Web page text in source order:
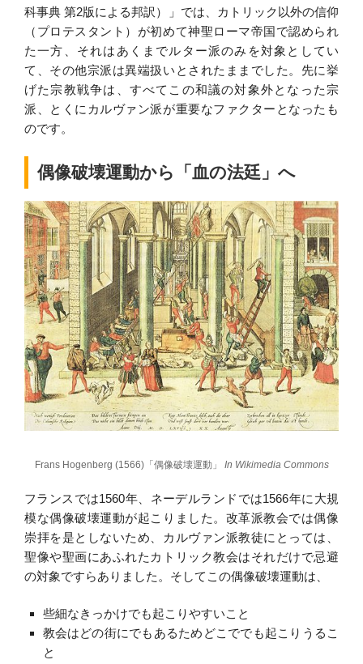
科事典 第2版による邦訳）」では、カトリック以外の信仰
（プロテスタント）が初めて神聖ローマ帝国で認められ
た一方、それはあくまでルター派のみを対象としてい
て、その他宗派は異端扱いとされたままでした。先に挙
げた宗教戦争は、すべてこの和議の対象外となった宗
派、とくにカルヴァン派が重要なファクターとなったも
のです。
偶像破壊運動から「血の法廷」へ
Frans Hogenberg (1566)「偶像破壊運動」 In Wikimedia Commons
フランスでは1560年、ネーデルランドでは1566年に大規
模な偶像破壊運動が起こりました。改革派教会では偶像
崇拝を是としないため、カルヴァン派教徒にとっては、
聖像や聖画にあふれたカトリック教会はそれだけで忌避
の対象ですらありました。そしてこの偶像破壊運動は、
些細なきっかけでも起こりやすいこと
教会はどの街にでもあるためどこででも起こりうるこ
と